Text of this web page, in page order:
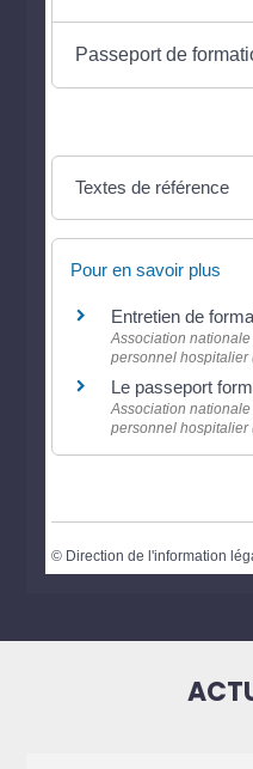
Passeport de
Textes de référence
Pour en savoir plus
Entretien de
Association
personnel hospitalier
Le passeport
Association
personnel hospitalier
© Direction de l'information